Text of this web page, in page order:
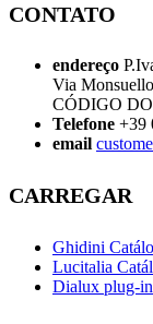
CONTATO
endereço
Via
CÓDIGO
Telefone +39
email
CARREGAR
Ghidini
Lucitalia
Dialux plug-in